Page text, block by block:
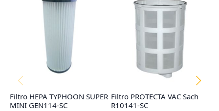
Filtro HEPA TYPHOON SUPER
MINI GEN114-SC
Filtro PROTECTA VAC Sach
R10141-SC